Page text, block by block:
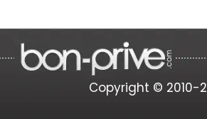
Copyright © 2010-